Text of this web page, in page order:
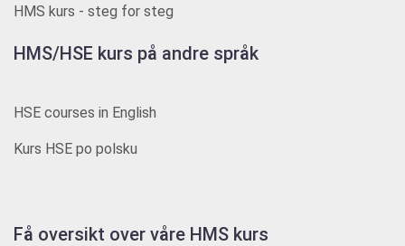
HMS kurs - steg for steg
HMS/HSE kurs på andre språk
HSE courses in English
Kurs HSE po polsku
Få oversikt over våre HMS kurs